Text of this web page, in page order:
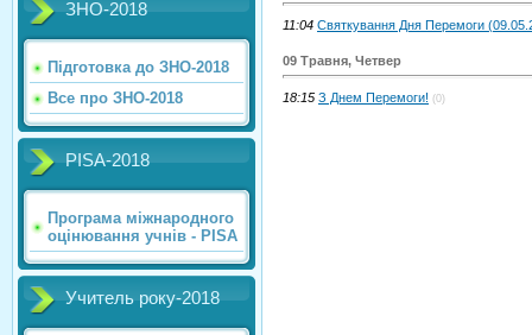
ЗНО-2018
Підготовка до ЗНО-2018
Все про ЗНО-2018
PISA-2018
Програма міжнародного
оцінювання учнів - PISA
Учитель року-2018
11:04 Святкування Дня Перемоги
09 Травня, Четвер
18:15 З Днем Перемоги! (0)